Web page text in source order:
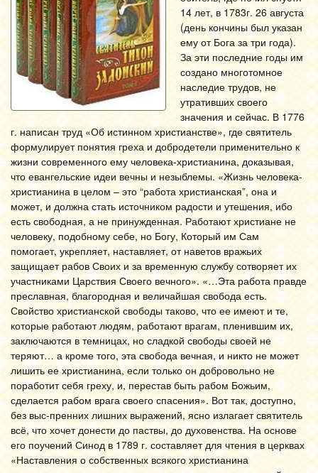
14 лет, в 1783г. 26 августа
(день кончины был указан
ему от Бога за три года).
За эти последние годы им
создано многотомное
наследие трудов, не
утративших своего
значения и сейчас. В 1776
г. написан труд «Об истинном христианстве», где святитель
формулирует понятия греха и добродетели применительно к
жизни современного ему человека-христианина, доказывая,
что евангельские идеи вечны и незыблемы. «Жизнь человека-
христианина в целом – это “работа христианская”, она и
может, и должна стать источником радости и утешения, ибо
есть свободная, а не принужденная. Работают христиане не
человеку, подобному себе, но Богу, Который им Сам
помогает, укрепляет, наставляет, от наветов вражьих
защищает рабов Своих и за временную службу сотворяет их
участниками Царствия Своего вечного». «…Эта работа правде
преславная, благородная и величайшая свобода есть.
Свойство христианской свободы таково, что ее имеют и те,
которые работают людям, работают врагам, пленившим их,
заключаются в темницах, но сладкой свободы своей не
теряют… а кроме того, эта свобода вечная, и никто не может
лишить ее христианина, если только он добровольно не
поработит себя греху, и, перестав быть рабом Божьим,
сделается рабом врага своего спасения». Вот так, доступно,
без выс-пренних лишних выражений, ясно излагает святитель
всё, что хочет донести до паствы, до духовенства. На основе
его поучений Синод в 1789 г. составляет для чтения в церквах
«Наставления о собственных всякого христианина